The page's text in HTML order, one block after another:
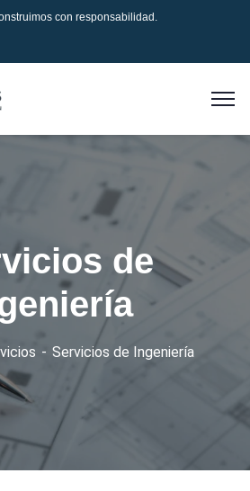
con responsabilidad.
de
Servicios de Ingeniería